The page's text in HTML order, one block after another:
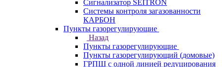
Сигнализатор SEITRON
Системы контроля загазованности
КАРБОН
Пункты газорегулирующие
Назад
Пункты газорегулирующие
Пункты газорегулирующий (домовые)
ГРПШ с одной линией редуцирования